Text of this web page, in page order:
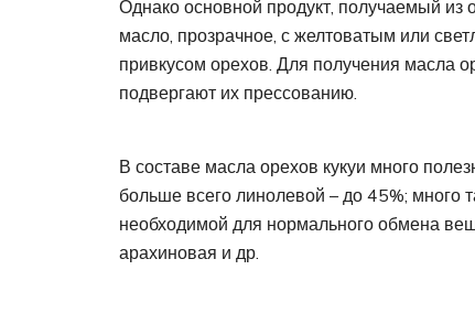
Однако основной продукт, получаемый из
масло, прозрачное, с желтоватым или
привкусом орехов. Для получения масла
подвергают их прессованию.
В составе масла орехов кукуи много
больше всего линолевой – до 45%; много
необходимой для нормального обмена
арахиновая и др.